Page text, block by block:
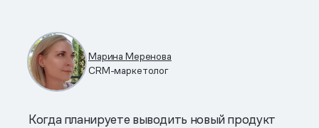
Марина Меренова
CRM-маркетолог
Когда планируете выводить новый продукт